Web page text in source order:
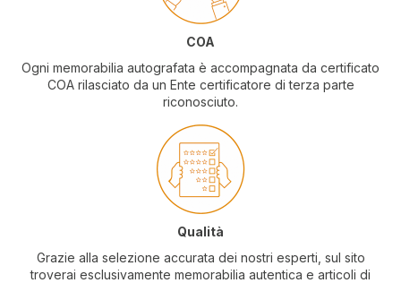
COA
Ogni memorabilia autografata è accompagnata da certificato
COA rilasciato da un Ente certificatore di terza parte
riconosciuto.
Qualità
Grazie alla selezione accurata dei nostri esperti, sul sito
troverai esclusivamente memorabilia autentica e articoli di